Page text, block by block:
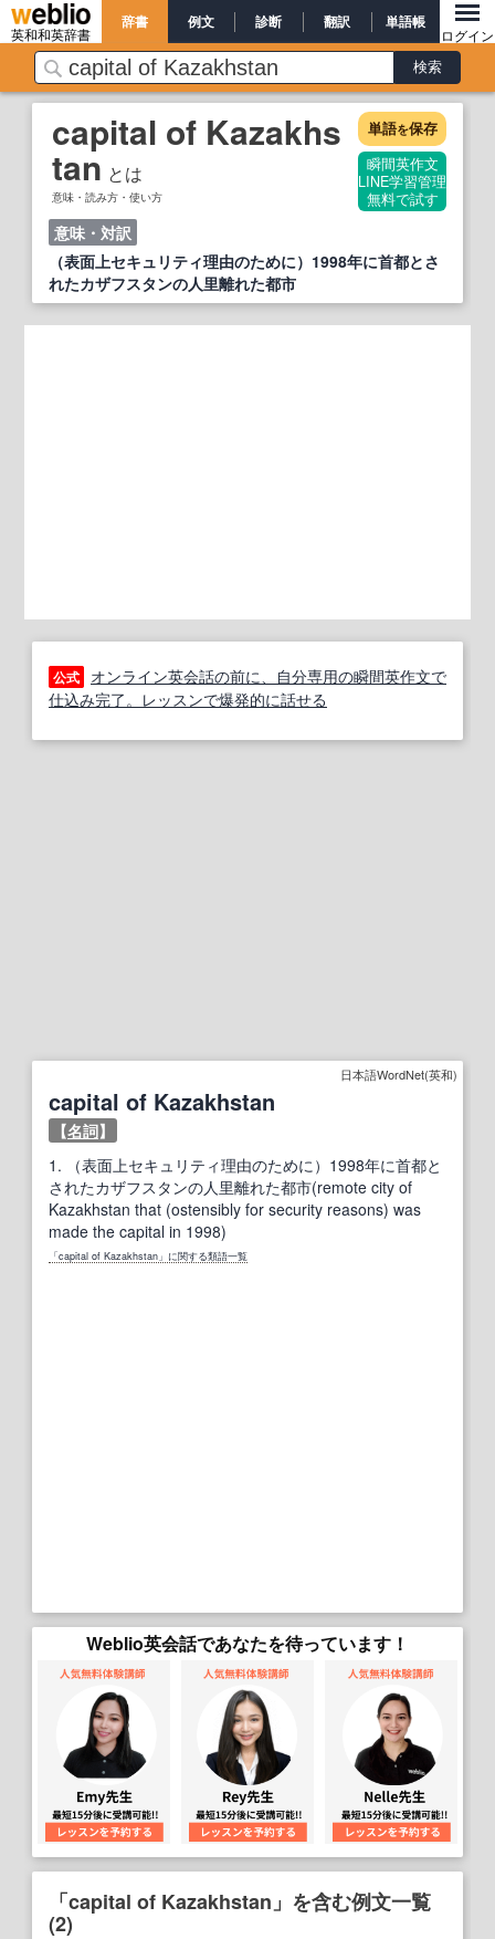
英和和英辞書
辞書 例文 診断 翻訳 単語帳
ログイン
capital of Kazakhs
tan とは
意味・読み方・使い方
単語を保存
瞬間英作文
LINE学習管理
無料で試す
意味・対訳
（表面上セキュリティ理由のために）1998年に首都とさ
れたカザフスタンの人里離れた都市
公式
オンライン英会話の前に、自分専用の瞬間英作文で
仕込み完了。レッスンで爆発的に話せる
日本語WordNet(英和)
capital of Kazakhstan
【名詞】
1. （表面上セキュリティ理由のために）1998年に首都と
されたカザフスタンの人里離れた都市(remote city of
Kazakhstan that (ostensibly for security reasons) was
made the capital in 1998)
「capital of Kazakhstan」に関する類語一覧
Weblio英会話であなたを待っています！
「capital of Kazakhstan」を含む例文一覧
(2)